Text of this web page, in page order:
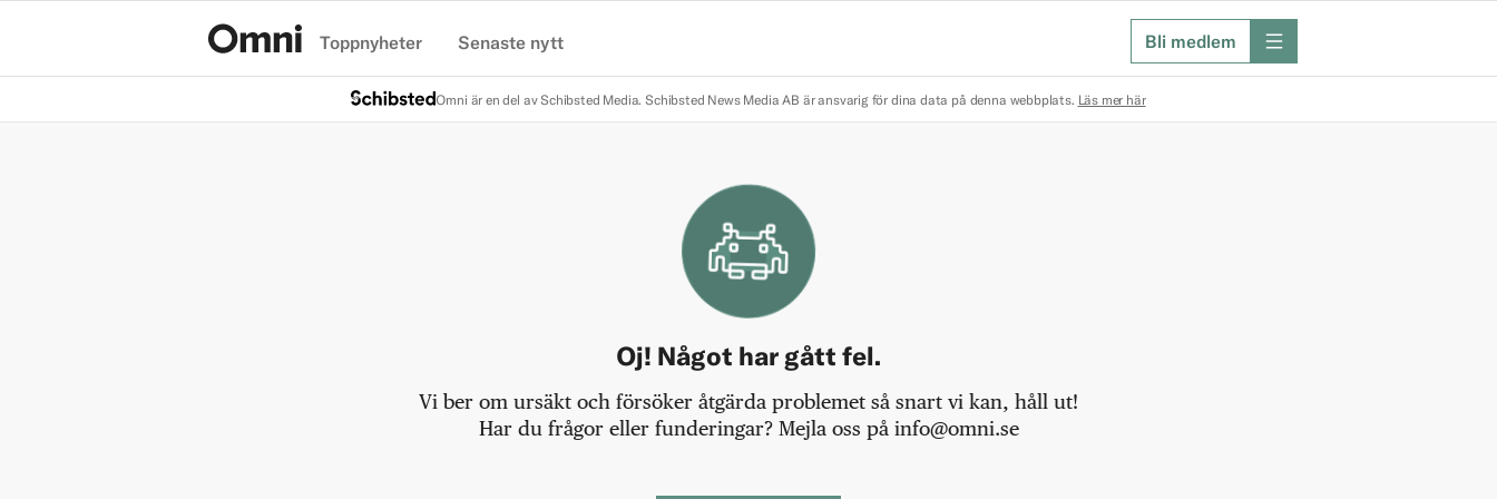
Toppnyheter Senaste nytt Bli medlem meny
Omni är en del av Schibsted Media. Schibsted News Media AB är ansvarig för dina data på denna webbplats. Läs mer här
Oj! Något har gått fel.
Vi ber om ursäkt och försöker åtgärda problemet så snart vi kan, håll ut!
Har du frågor eller funderingar? Mejla oss på info@omni.se